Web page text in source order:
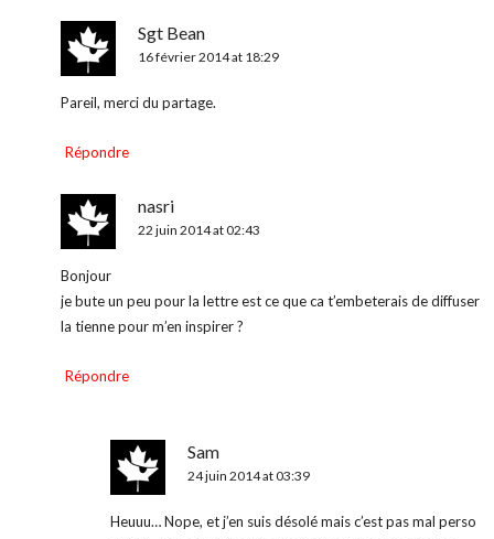
Sgt Bean
16 février 2014 at 18:29
Pareil, merci du partage.
Répondre
nasri
22 juin 2014 at 02:43
Bonjour
je bute un peu pour la lettre est ce que ca t’embeterais de diffuser
la tienne pour m’en inspirer ?
Répondre
Sam
24 juin 2014 at 03:39
Heuuu… Nope, et j’en suis désolé mais c’est pas mal perso